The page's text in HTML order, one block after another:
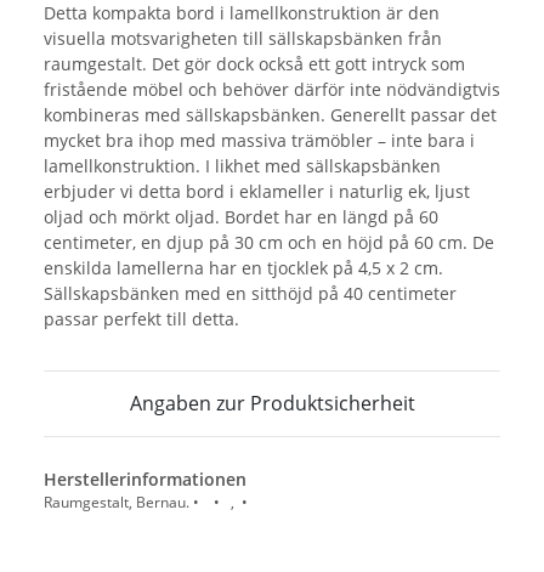
Detta kompakta bord i lamellkonstruktion är den
visuella motsvarigheten till sällskapsbänken från
raumgestalt. Det gör dock också ett gott intryck som
fristående möbel och behöver därför inte nödvändigtvis
kombineras med sällskapsbänken. Generellt passar det
mycket bra ihop med massiva trämöbler – inte bara i
lamellkonstruktion. I likhet med sällskapsbänken
erbjuder vi detta bord i eklameller i naturlig ek, ljust
oljad och mörkt oljad. Bordet har en längd på 60
centimeter, en djup på 30 cm och en höjd på 60 cm. De
enskilda lamellerna har en tjocklek på 4,5 x 2 cm.
Sällskapsbänken med en sitthöjd på 40 centimeter
passar perfekt till detta.
Angaben zur Produktsicherheit
Herstellerinformationen
Raumgestalt, Bernau. • • , •